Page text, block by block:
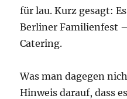
für lau. Kurz gesagt:
Berliner Familienfest
Catering.
Was man dagegen
Hinweis darauf, dass